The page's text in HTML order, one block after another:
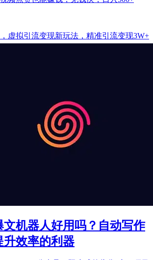
虚拟引流变现新玩法，精准引流变现3W+
文机器人好用吗？自动写作
升效率的利器